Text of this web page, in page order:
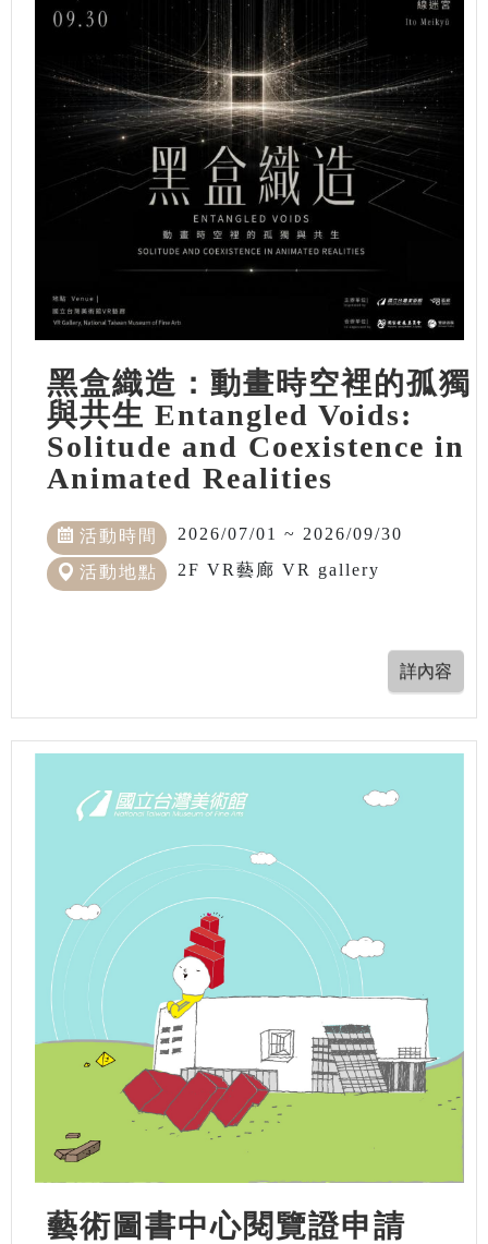
黑盒織造：動畫時空裡的孤獨
與共生 Entangled Voids:
Solitude and Coexistence in
Animated Realities
活動時間 2026/07/01 ~ 2026/09/30
活動地點 2F VR藝廊 VR gallery
藝術圖書中心閱覽證申請